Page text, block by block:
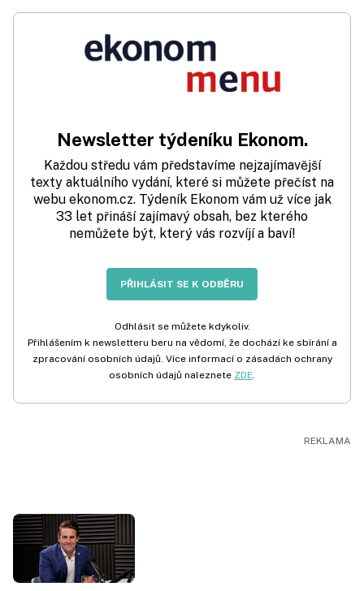
Newsletter týdeníku Ekonom.
Každou středu vám představíme nejzajímavější
texty aktuálního vydání, které si můžete přečíst na
webu ekonom.cz. Týdeník Ekonom vám už více jak
33 let přináší zajímavý obsah, bez kterého
nemůžete být, který vás rozvíjí a baví!
PŘIHLÁSIT SE K ODBĚRU
Odhlásit se můžete kdykoliv.
Přihlášením k newsletteru beru na vědomí, že dochází ke sbírání a
zpracování osobních údajů. Více informací o zásadách ochrany
osobních údajů naleznete ZDE.